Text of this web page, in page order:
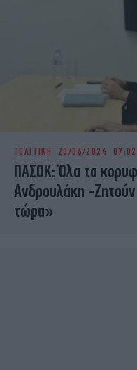
ΠΟΛΙΤΙΚΗ 20/06/2024 07:02
ΠΑΣΟΚ: Όλα τα
Ανδρουλάκη -
τώρα»